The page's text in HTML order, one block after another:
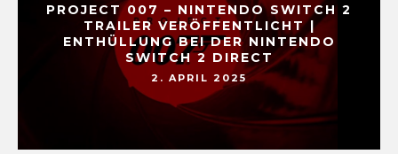
PROJECT 007 – NINTENDO SWITCH 2
TRAILER VERÖFFENTLICHT |
ENTHÜLLUNG BEI DER NINTENDO
SWITCH 2 DIRECT
2. APRIL 2025